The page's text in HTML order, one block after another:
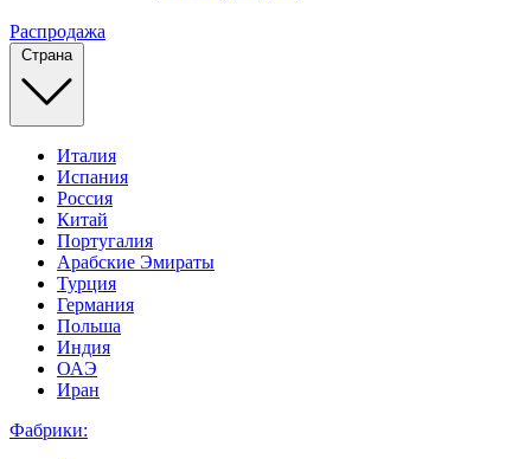
Распродажа
Страна
Италия
Испания
Россия
Китай
Португалия
Арабские Эмираты
Турция
Германия
Польша
Индия
ОАЭ
Иран
Фабрики: